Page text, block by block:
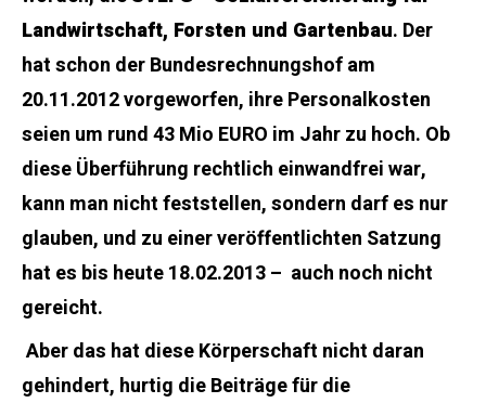
Landwirtschaft, Forsten und Gartenbau. Der
hat schon der Bundesrechnungshof am
20.11.2012 vorgeworfen, ihre Personalkosten
seien um rund 43 Mio EURO im Jahr zu hoch. Ob
diese Überführung rechtlich einwandfrei war,
kann man nicht feststellen, sondern darf es nur
glauben, und zu einer veröffentlichten Satzung
hat es bis heute 18.02.2013 – auch noch nicht
gereicht.
Aber das hat diese Körperschaft nicht daran
gehindert, hurtig die Beiträge für die